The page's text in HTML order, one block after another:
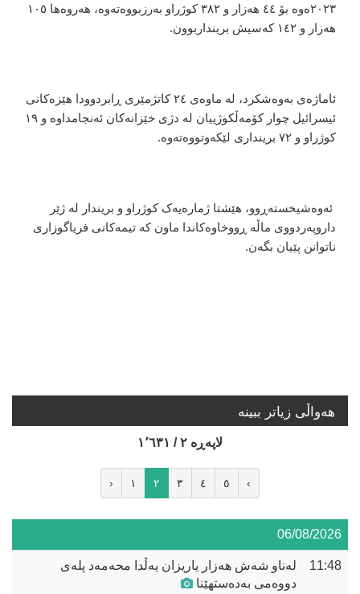
٢٠٢٣ەوە بۆ ٤٤ هەزار و ٣٨٢ کوژراو بەرزبووەتەوە، هەروەها ١٠٥
هەزار و ١٤٢ کەسیش برینداربوون.
ئاماژەی بەوەشکرد، لە ماوەی ٢٤ کاتژمێری ڕابردوودا هێزەکانی
ئیسرائیل چوار کۆمەڵکوژییان لە دژی خێزانەکان ئەنجامداوە و ١٩
کوژراو و ٧٢ برینداری لێکەوتووەتەوە.
ئەوەشیخستەڕوو، هێشتا ژمارەیەک کوژراو و بریندار لە ژێر
داروپەردووی ماڵە ڕووخاوەکاندا ماون کە تیمەکانی فریاگوزاری
ناتوانن پێیان بگەن.
هه‌واڵی زیاتر ببینە
لاپه‌ڕه‌ ٢ / ١٬٦٣١
‹ ١ ٢ ٣ ٤ ٥ ›
06/08/2026
11:48
لەناو شەش هەزار یاریزان یەڵدا محەمەد پلەی
دووەمی بەدەستهێنا